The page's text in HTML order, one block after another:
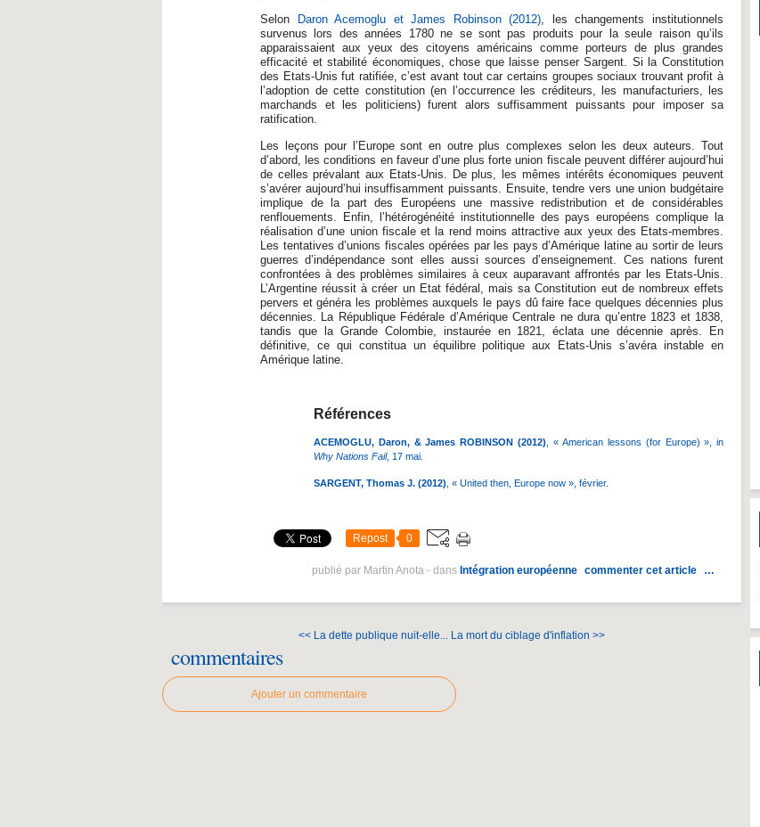
Selon
Daron Acemoglu et James Robinson (2012), les changements institutionnels
survenus lors des années 1780 ne se sont pas produits pour la seule raison qu’ils
apparaissaient aux yeux des citoyens américains comme porteurs de plus grandes
efficacité et stabilité économiques, chose que laisse penser Sargent. Si la Constitution
des Etats-Unis fut ratifiée, c’est avant tout car certains groupes sociaux trouvant profit à
l’adoption de cette constitution (en l’occurrence les créditeurs, les manufacturiers, les
marchands et les politiciens) furent alors suffisamment puissants pour imposer sa
ratification.
Les leçons pour l’Europe sont en outre plus complexes selon les deux auteurs. Tout
d’abord, les conditions en faveur d’une plus forte union fiscale peuvent différer aujourd’hui
de celles prévalant aux Etats-Unis. De plus, les mêmes intérêts économiques peuvent
s’avérer aujourd’hui insuffisamment puissants. Ensuite, tendre vers une union budgétaire
implique de la part des Européens une massive redistribution et de considérables
renflouements. Enfin, l’hétérogénéité institutionnelle des pays européens complique la
réalisation d’une union fiscale et la rend moins attractive aux yeux des Etats-membres.
Les tentatives d’unions fiscales opérées par les pays d’Amérique latine au sortir de leurs
guerres d’indépendance sont elles aussi sources d’enseignement. Ces nations furent
confrontées à des problèmes similaires à ceux auparavant affrontés par les Etats-Unis.
L’Argentine réussit à créer un Etat fédéral, mais sa Constitution eut de nombreux effets
pervers et généra les problèmes auxquels le pays dû faire face quelques décennies plus
décennies. La République Fédérale d’Amérique Centrale ne dura qu’entre 1823 et 1838,
tandis que la Grande Colombie, instaurée en 1821, éclata une décennie après. En
définitive, ce qui constitua un équilibre politique aux Etats-Unis s’avéra instable en
Amérique latine.
Références
ACEMOGLU, Daron, & James ROBINSON (2012) , « American lessons (for Europe) », in
Why Nations Fail, 17 mai.
SARGENT, Thomas J. (2012) , « United then, Europe now », février.
Repost 0
publié par Martin Anota - dans Intégration européenne commenter cet article …
<< La dette publique nuit-elle... La mort du ciblage d'inflation >>
commentaires
Ajouter un commentaire